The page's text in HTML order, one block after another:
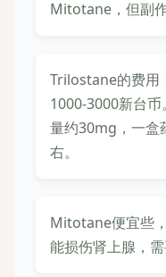
Mitotane，但副作
Trilostane的费用
1000-3000新台
量约30mg，一盒
右。
Mitotane便宜些
能损伤肾上腺，需